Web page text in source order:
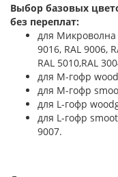
Выбор базовых
без переплат:
для Микроволна
9016, RAL 9006,
RAL 5010,RAL
для М-гофр
для М-гофр
для L-гофр
для L-гофр
9007.